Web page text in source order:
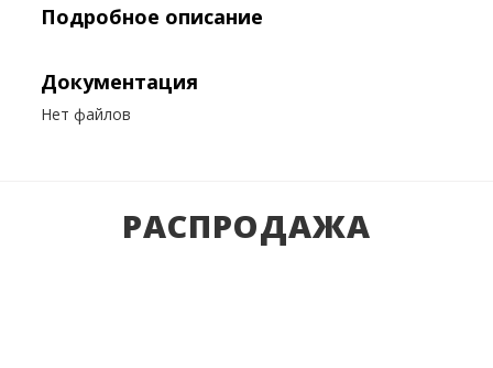
Подробное описание
Документация
Нет файлов
РАСПРОДАЖА